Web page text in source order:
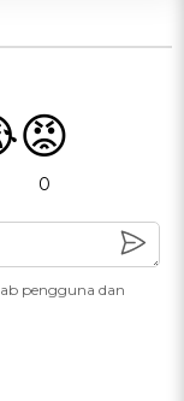
😡
0
pengguna dan